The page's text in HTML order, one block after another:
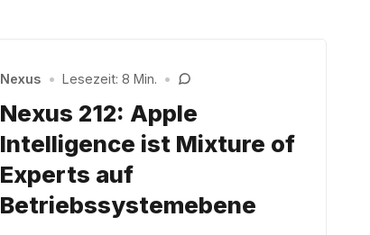
Nexus • Lesezeit: 8 Min. •
Nexus 212: Apple
Intelligence ist Mixture of
Experts auf
Betriebssystemebene